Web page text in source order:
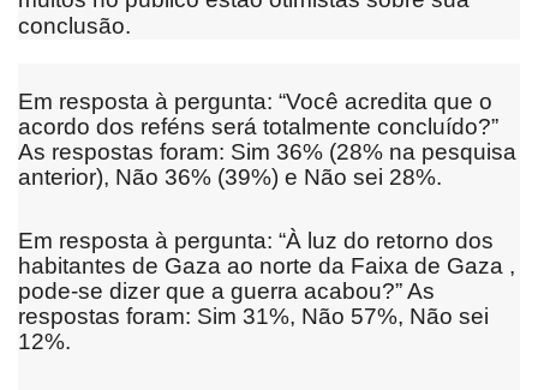
conclusão.
Em resposta à pergunta: “Você acredita que o
acordo dos reféns será totalmente concluído?”
As respostas foram: Sim 36% (28% na pesquisa
anterior), Não 36% (39%) e Não sei 28%.
Em resposta à pergunta: “À luz do retorno dos
habitantes de Gaza ao norte da Faixa de Gaza ,
pode-se dizer que a guerra acabou?” As
respostas foram: Sim 31%, Não 57%, Não sei
12%.